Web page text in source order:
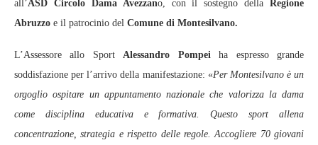
all’ASD Circolo Dama Avezzano, con il sostegno della Regione
Abruzzo e il patrocinio del Comune di Montesilvano.
L’Assessore allo Sport Alessandro Pompei ha espresso grande
soddisfazione per l’arrivo della manifestazione: «Per Montesilvano è un
orgoglio ospitare un appuntamento nazionale che valorizza la dama
come disciplina educativa e formativa. Questo sport allena
concentrazione, strategia e rispetto delle regole. Accogliere 70 giovani